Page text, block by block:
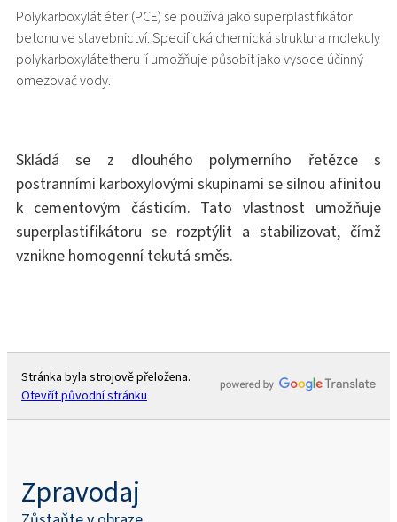
Polykarboxylát éter (PCE) se používá jako superplastifikátor
betonu ve stavebnictví. Specifická chemická struktura molekuly
polykarboxylátetheru jí umožňuje působit jako vysoce účinný
omezovač vody.
Skládá se z dlouhého polymerního řetězce s
postranními karboxylovými skupinami se silnou afinitou
k cementovým částicím. Tato vlastnost umožňuje
superplastifikátoru se rozptýlit a stabilizovat, čímž
vznikne homogenní tekutá směs.
Stránka byla strojově přeložena.
Otevřít původní stránku
Zpravodaj